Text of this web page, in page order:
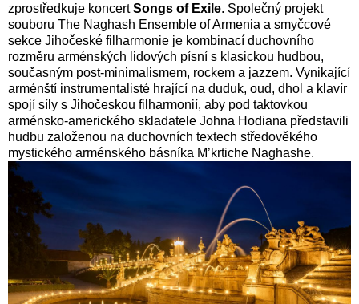
zprostředkuje koncertSongs of Exile. Společný projekt
souboru The Naghash Ensemble of Armenia a smyčcové
sekce Jihočeské filharmonie je kombinací duchovního
rozměru arménských lidových písní s klasickou hudbou,
současným post-minimalismem, rockem a jazzem. Vynikající
arménští instrumentalisté hrající na duduk, oud, dhol a klavír
spojí síly s Jihočeskou filharmonií, aby pod taktovkou
arménsko-amerického skladatele Johna Hodiana představili
hudbu založenou na duchovních textech středověkého
mystického arménského básníka M’krtiche Naghashe.